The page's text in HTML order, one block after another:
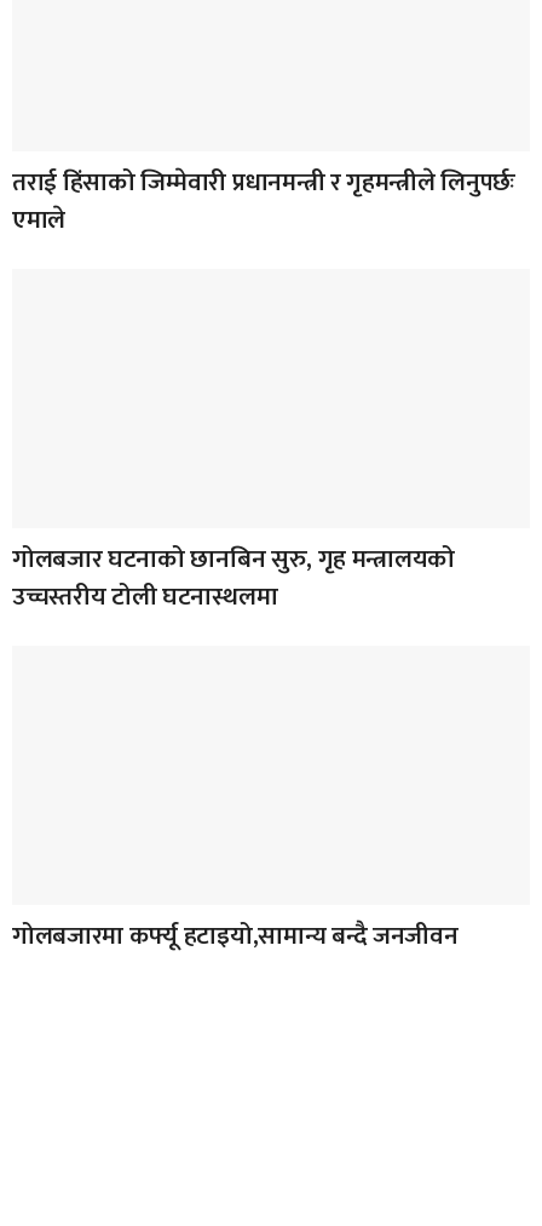
तराई हिंसाको जिम्मेवारी प्रधानमन्त्री र गृहमन्त्रीले लिनुपर्छः
एमाले
गोलबजार घटनाको छानबिन सुरु, गृह मन्त्रालयको
उच्चस्तरीय टोली घटनास्थलमा
गोलबजारमा कर्फ्यू हटाइयो,सामान्य बन्दै जनजीवन